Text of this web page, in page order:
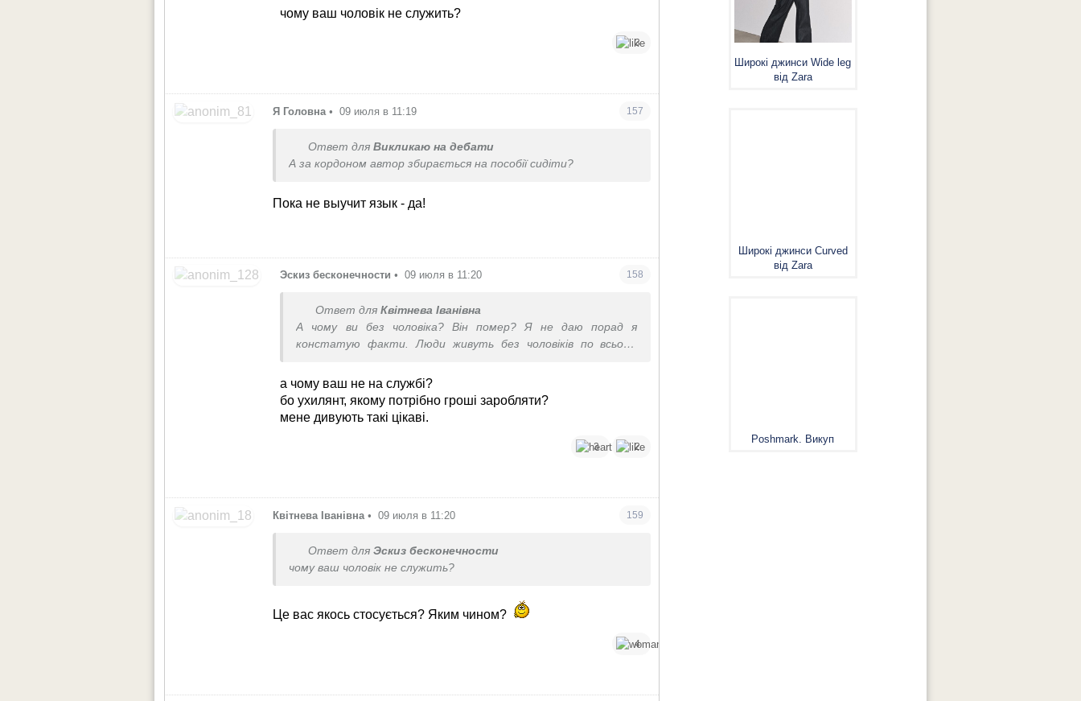
залишатись ваше право. Я засуджую тих, хто залишається
чому ваш чоловік не служить?
3
Я Головна • 09 июля в 11:19 157
Ответ для Викликаю на дебати
А за кордоном автор збирається на пособії сидіти?
Пока не выучит язык - да!
Эскиз бесконечности • 09 июля в 11:20 158
Ответ для Квітнева Іванівна
А чому ви без чоловіка? Він помер? Я не даю порад я
констатую факти. Люди живуть без чоловіків по всьому
а чому ваш не на службі?
бо ухилянт, якому потрібно гроші заробляти?
мене дивують такі цікаві.
3 2
Квітнева Іванівна • 09 июля в 11:20 159
Ответ для Эскиз бесконечности
чому ваш чоловік не служить?
Це вас якось стосується? Яким чином?
4
Широкі джинси Wide leg
від Zara
Широкі джинси Curved
від Zara
Poshmark. Викуп